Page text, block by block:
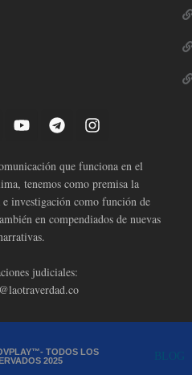
que funciona en el
tenemos como premisa la
investigación como función de
en compendiados de nuevas
judiciales:
TODOS LOS
2025
BLOG